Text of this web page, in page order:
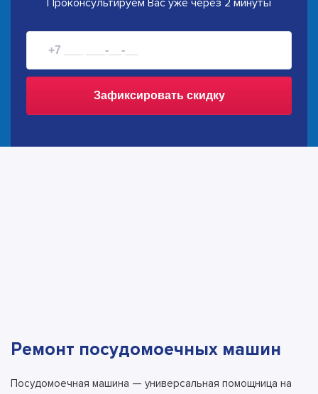
Проконсультируем Вас уже через 2 минуты
Зафиксировать скидку
Ремонт посудомоечных машин
Посудомоечная машина — универсальная помощница на